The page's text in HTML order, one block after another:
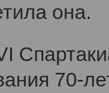
она.
70-